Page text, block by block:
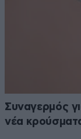
Συναγερμός
νέα